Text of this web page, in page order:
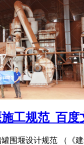
工规范_百度
围堰设计规范 （《